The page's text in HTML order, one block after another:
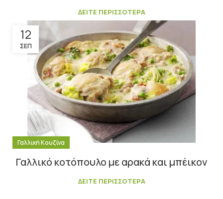
ΔΕΙΤΕ ΠΕΡΙΣΣΟΤΕΡΑ
12
ΣΕΠ
Γαλλική Κουζίνα
Γαλλικό κοτόπουλο με αρακά και μπέικον
ΔΕΙΤΕ ΠΕΡΙΣΣΟΤΕΡΑ